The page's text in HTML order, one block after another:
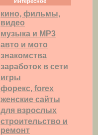
кино, фильмы,
видео
музыка и MP3
авто и мото
знакомства
заработок в сети
игры
форекс, forex
женские сайты
для взрослых
строительство и
ремонт